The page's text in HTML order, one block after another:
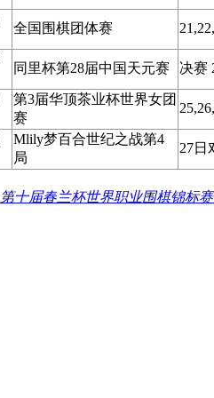
全国围棋团体赛
同里杯第28届中国天元赛 决赛
第3届华顶茶业杯世界女团
赛
Mlily梦百合世纪之战第4
局
27日
第十届春兰杯世界职业围棋锦标